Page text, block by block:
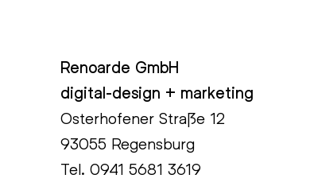
Renoarde GmbH
digital-design + marketing
Osterhofener Straße 12
93055 Regensburg
Tel.0941 5681 3619